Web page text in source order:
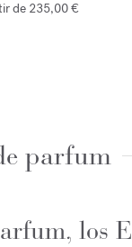
de 235,00 €
parfum
los